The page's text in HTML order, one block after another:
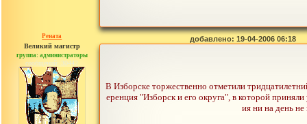
Рената
Великий магистр
группа: администраторы
сообщений: 30442
добавлено: 19-04-2006 06:18
В Изборске торжественно отметили
еренция "Изборск и его округа", в которой
ия ни на день